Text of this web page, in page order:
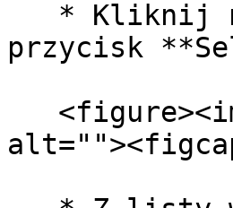
przycisk